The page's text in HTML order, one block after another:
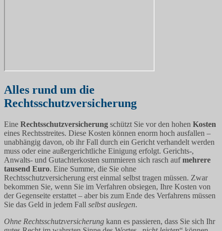
Alles rund um die
Rechtsschutzversicherung
Eine Rechtsschutzversicherung schützt Sie vor den hohen Kosten
eines Rechtsstreites. Diese Kosten können enorm hoch ausfallen –
unabhängig davon, ob ihr Fall durch ein Gericht verhandelt werden
muss oder eine außergerichtliche Einigung erfolgt. Gerichts-,
Anwalts- und Gutachterkosten summieren sich rasch aufmehrere
tausend Euro. Eine Summe, die Sie ohne
Rechtsschutzversicherung erst einmal selbst tragen müssen. Zwar
bekommen Sie, wenn Sie im Verfahren obsiegen, Ihre Kosten von
der Gegenseite erstattet – aber bis zum Ende des Verfahrens müssen
Sie das Geld in jedem Fall selbst auslegen.
Ohne Rechtsschutzversicherung kann es passieren, dass Sie sich Ihr